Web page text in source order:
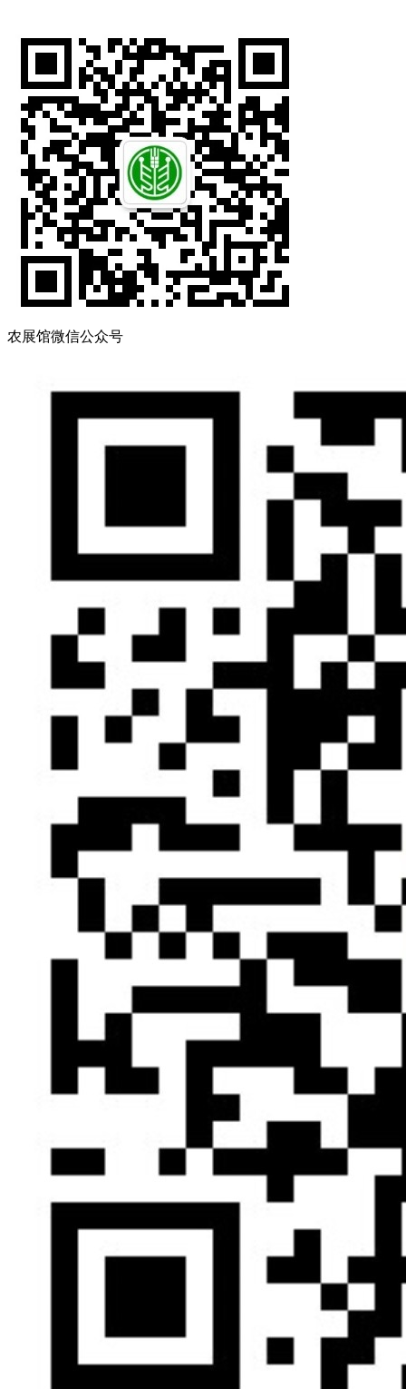
农展馆微信公众号